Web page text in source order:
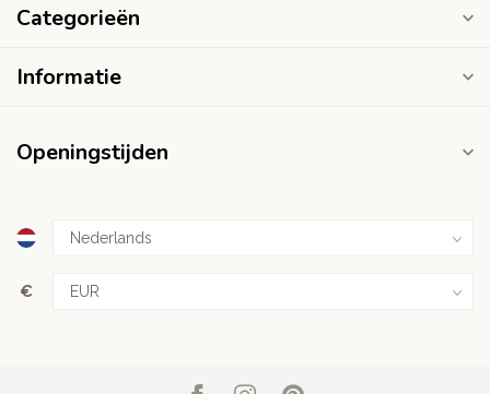
Categorieën
Informatie
Openingstijden
€